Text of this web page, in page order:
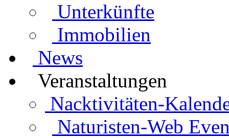
Unterkünfte
Immobilien
News
Veranstaltungen
Nacktivitäten-
Naturisten-Web